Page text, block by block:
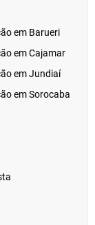
em Barueri
em Cajamar
em Jundiaí
em Sorocaba